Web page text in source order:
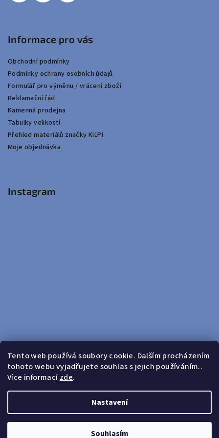
Tento web používá soubory cookie. Dalším procházením
tohoto webu vyjadřujete souhlas s jejich používáním..
Více informacízde.
Nastavení
Souhlasím
Informace pro vás
Obchodní podmínky
Podmínky ochrany osobních údajů
Formulář pro výměnu / vrácení zboží
Reklamační řád
Kamenná prodejna
Tabulky velikostí
Přehled materiálů značky KILPI
Moje objednávka
Instagram
Sledovat na Instagramu
Doprava zdarma od 599 Kč